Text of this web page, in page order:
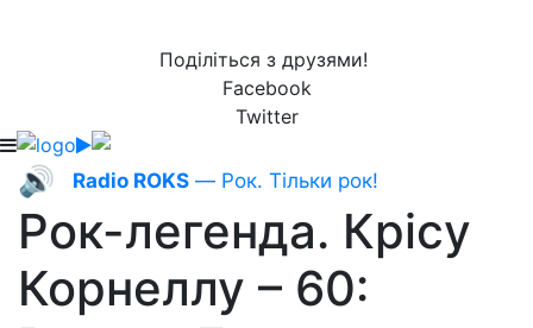
Поділіться з друзями!
Facebook
Twitter
🔊 Radio ROKS — Рок. Тільки рок!
Рок-легенда. Крісу
Корнеллу – 60: